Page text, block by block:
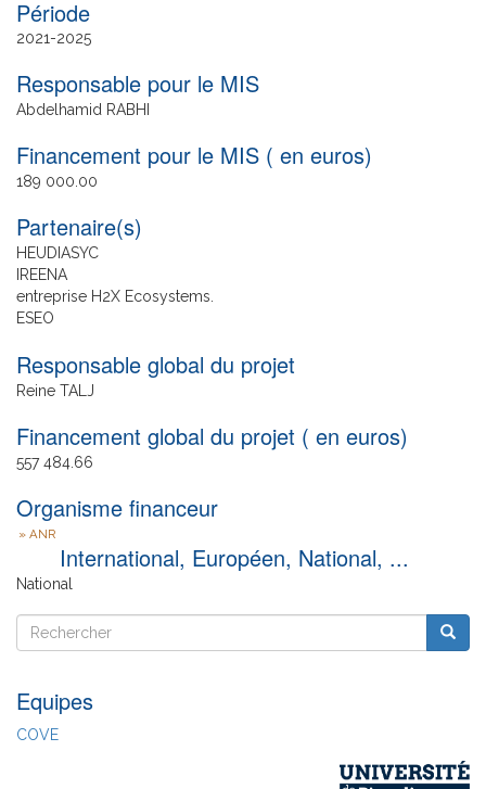
2021
Date
de
fin
2025
Responsable pour le MIS
Abdelhamid RABHI
Financement pour le MIS ( en euros)
189 000.00
Partenaire(s)
HEUDIASYC
IREENA
entreprise H2X Ecosystems.
ESEO
Responsable global du projet
Reine TALJ
Financement global du projet ( en euros)
557 484.66
Organisme financeur
ANR
International, Européen, National, ...
National
Rechercher
Rechercher
Equipes
COVE